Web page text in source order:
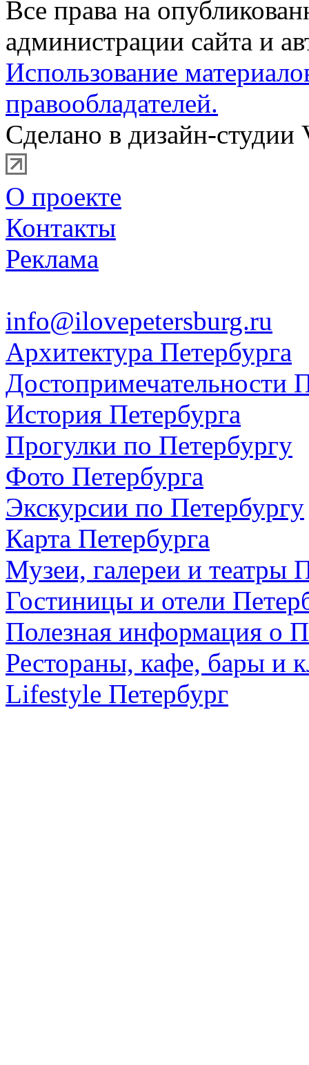
Все права на
администрации сайта и
Использование
правообладателей.
Сделано в дизайн-студии
О проекте
Контакты
Реклама
info@ilovepetersburg.ru
Архитектура Петербурга
Достопримечательности
История Петербурга
Прогулки по Петербургу
Фото Петербурга
Экскурсии по Петербургу
Карта Петербурга
Музеи, галереи и театры
Гостиницы и отели
Полезная информация о
Рестораны, кафе, бары и
Lifestyle Петербург